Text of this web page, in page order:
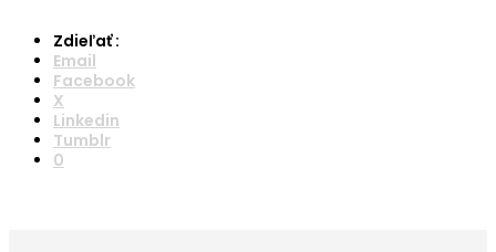
Zdieľať :
Email
Facebook
X
Linkedin
Tumblr
0